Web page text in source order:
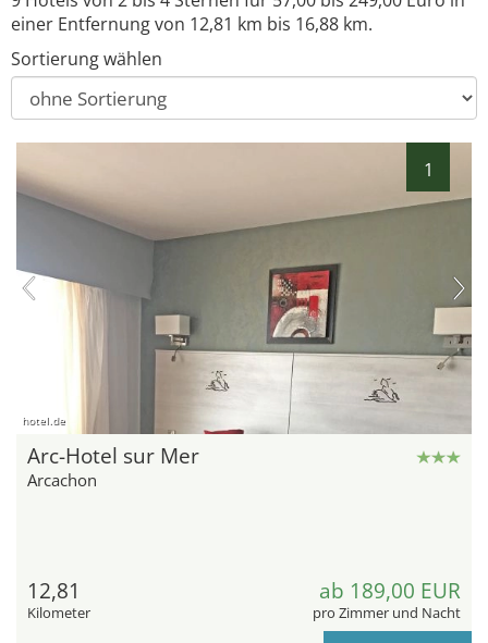
einer Entfernung von 12,81 km bis 16,88 km.
Sortierung wählen
1
hotel.de
Arc-Hotel sur Mer
Arcachon
12,81
Kilometer
ab 189,00 EUR
pro Zimmer und Nacht